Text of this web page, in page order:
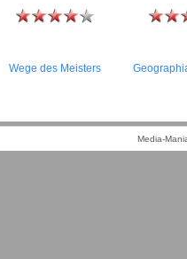
Wege des Meisters
Media-